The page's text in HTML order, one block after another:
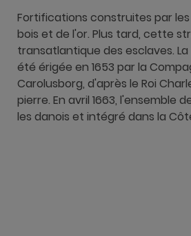
Fortifications construites par
bois et de l'or. Plus tard, cette
transatlantique des esclaves.
été érigée en 1653 par la
Carolusborg, d'après le Roi
pierre. En avril 1663, l'ensemble
les danois et intégré dans la